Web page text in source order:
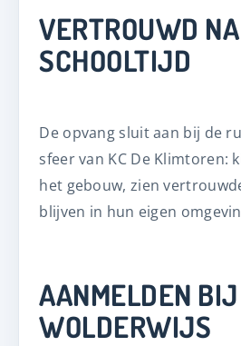
VERTROUWD NA
SCHOOLTIJD
De opvang sluit aan bij de
sfeer van KC De Klimtoren:
het gebouw, zien
blijven in hun eigen
AANMELDEN BIJ
WOLDERWIJS